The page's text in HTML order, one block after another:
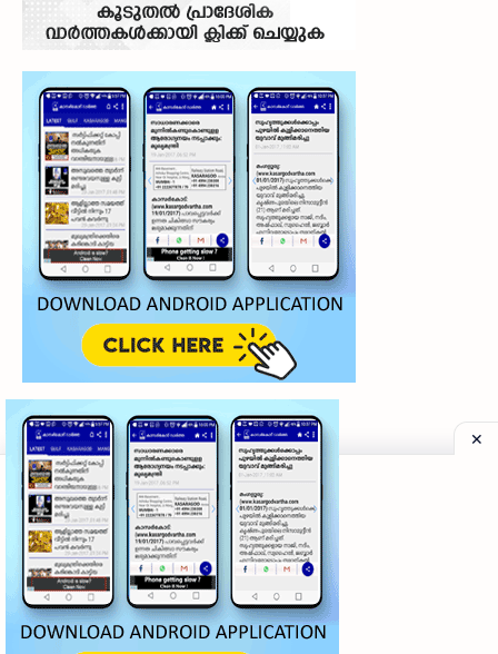
©2026‧My Kasaragod Vartha | LATEST KASARAGOD
Privacy Policy
Grievance Redressal